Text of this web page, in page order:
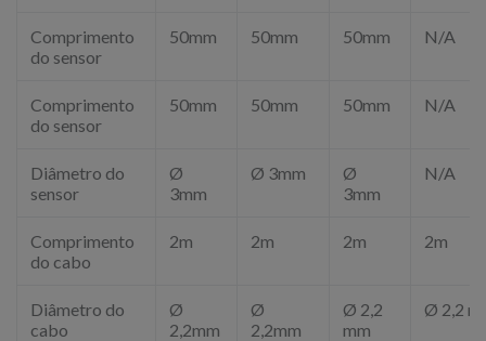
Comprimento
do sensor
50mm 50mm 50mm N/A
Comprimento
do sensor
50mm 50mm 50mm N/A
Diâmetro do
sensor
Ø
3mm
Ø 3mm
Ø
3mm
N/A
Comprimento
do cabo
2m 2m 2m 2m
Diâmetro do
cabo
Ø
2,2mm
Ø
2,2mm
Ø 2,2
mm
Ø 2,2